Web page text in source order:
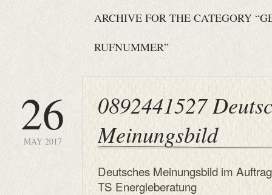
ARCHIVE FOR THE CATEGORY
RUFNUMMER”
26
MAY 2017
0892441527
Meinungsbild
Deutsches Meinungsbild im
TS Energieberatung